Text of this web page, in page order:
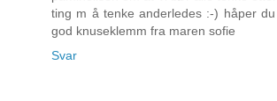
ting m å tenke anderledes :-) håper
god knuseklemm fra maren sofie
Svar